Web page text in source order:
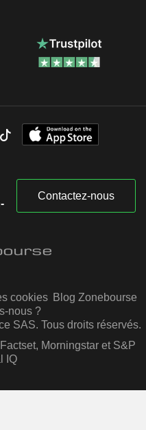
Contactez-nous
cookies Blog Zonebourse
nous ?
SAS. Tous droits réservés.
Morningstar et S&P
IQ